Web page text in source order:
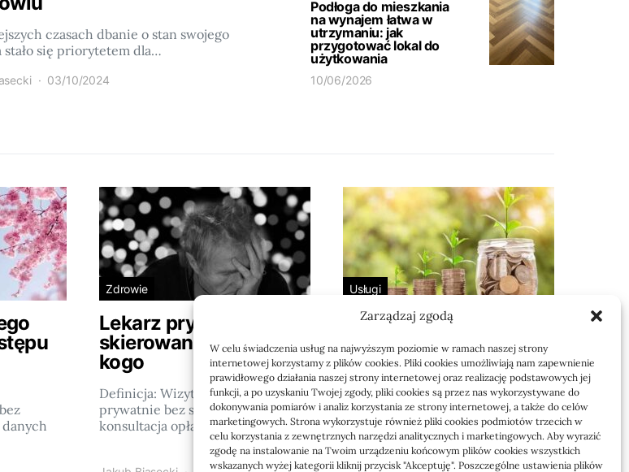
Zarządzaj zgodą
W celu świadczenia usług na najwyższym poziomie w ramach naszej strony
internetowej korzystamy z plików cookies. Pliki cookies umożliwiają nam zapewnienie
prawidłowego działania naszej strony internetowej oraz realizację podstawowych jej
funkcji, a po uzyskaniu Twojej zgody, pliki cookies są przez nas wykorzystywane do
dokonywania pomiarów i analiz korzystania ze strony internetowej, a także do celów
marketingowych. Strona wykorzystuje również pliki cookies podmiotów trzecich w
celu korzystania z zewnętrznych narzędzi analitycznych i marketingowych. Aby wyrazić
zgodę na instalowanie na Twoim urządzeniu końcowym plików cookies wszystkich
wskazanych wyżej kategorii kliknij przycisk "Akceptuję". Poszczególne ustawienia plików
czasach dbanie o stan swojego
stało się priorytetem dla…
03/10/2024
Podłoga do mieszkania
na wynajem łatwa w
utrzymaniu: jak
przygotować lokal do
użytkowania
10/06/2026
Zdrowie
Lekarz prywatnie bez
skierowania: kiedy i dla
kogo
Definicja: Wizyta u lekarza
prywatnie bez skierowania to
konsultacja opłacana…
Usługi
Jak sprawdzić
przejęcie zaległości
przez biuro
Definicja: Weryfikacja, czy nowe
biuro rachunkowe przejmie
zaległości w dokumentach,…